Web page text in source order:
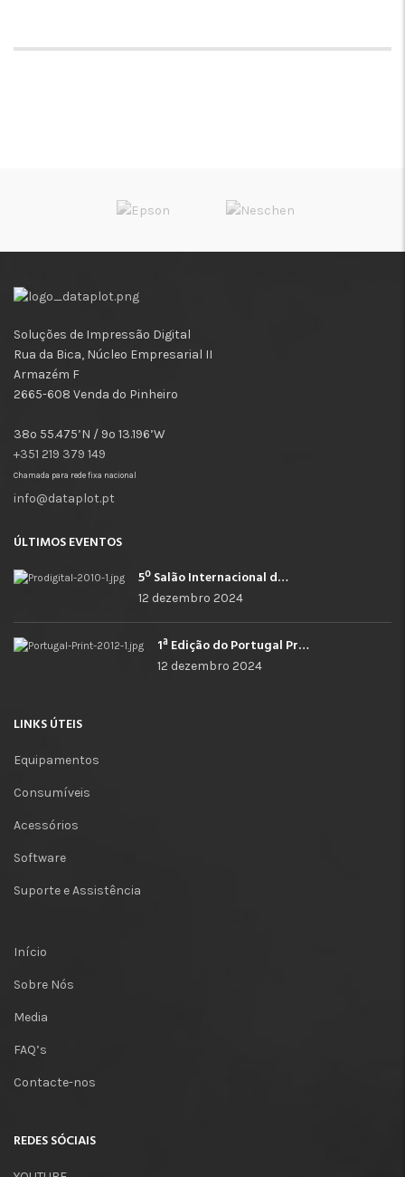
Soluções de Impressão Digital
Rua da Bica, Núcleo Empresarial II
Armazém F
2665-608 Venda do Pinheiro
38º 55.475’N / 9º 13.196’W
+351 219 379 149
Chamada para rede fixa nacional
info@dataplot.pt
ÚLTIMOS EVENTOS
5º Salão Internacional de Impressão, Imagem, Comunicação Digital e Têxtil Promocional
12 dezembro 2024
1ª Edição do Portugal Print
12 dezembro 2024
LINKS ÚTEIS
Equipamentos
Consumíveis
Acessórios
Software
Suporte e Assistência
Início
Sobre Nós
Media
FAQ’s
Contacte-nos
REDES SÓCIAIS